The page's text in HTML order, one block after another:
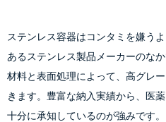
ステンレス容器はコンタミを嫌う
あるステンレス製品メーカーのな
材料と表面処理によって、高グレ
きます。豊富な納入実績から、医
十分に承知しているのが強みです。